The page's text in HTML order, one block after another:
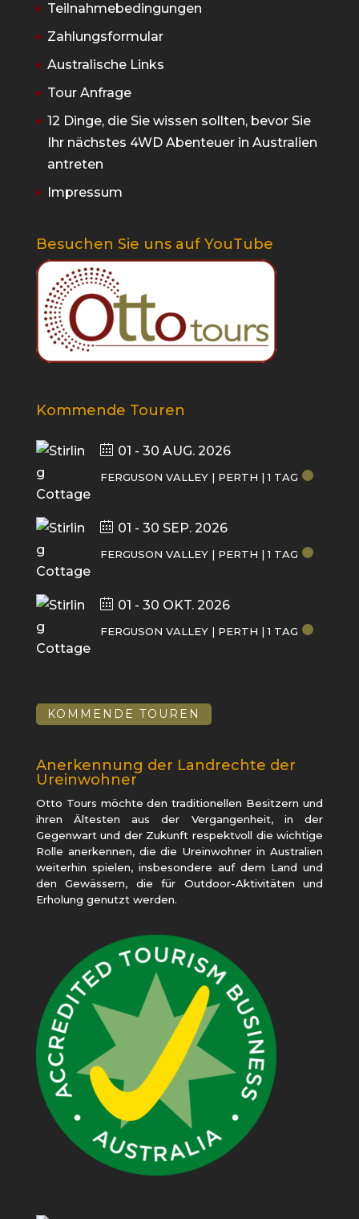
Teilnahmebedingungen
Zahlungsformular
Australische Links
Tour Anfrage
12 Dinge, die Sie wissen sollten, bevor Sie
Ihr nächstes 4WD Abenteuer in Australien
antreten
Impressum
Besuchen Sie uns auf YouTube
Kommende Touren
01 - 30 AUG. 2026
FERGUSON VALLEY | PERTH | 1 TAG
01 - 30 SEP. 2026
FERGUSON VALLEY | PERTH | 1 TAG
01 - 30 OKT. 2026
FERGUSON VALLEY | PERTH | 1 TAG
KOMMENDE TOUREN
Anerkennung der Landrechte der
Ureinwohner
Otto Tours möchte den traditionellen Besitzern und
ihren Ältesten aus der Vergangenheit, in der
Gegenwart und der Zukunft respektvoll die wichtige
Rolle anerkennen, die die Ureinwohner in Australien
weiterhin spielen, insbesondere auf dem Land und
den Gewässern, die für Outdoor-Aktivitäten und
Erholung genutzt werden.